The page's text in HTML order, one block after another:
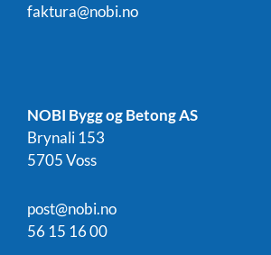
faktura@nobi.no
NOBI Bygg og Betong AS
Brynali 153
5705 Voss
post@nobi.no
56 15 16 00